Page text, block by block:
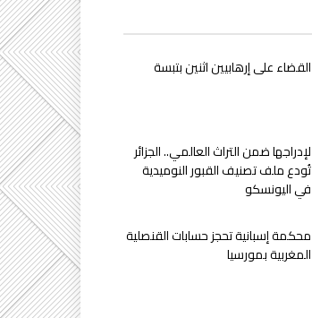
القضاء على إرهابيين اثنين بتبسة
لإدراجها ضمن التراث العالمي.. الجزائر
تُودع ملف تصنيف القبور النوميدية
في اليونسكو
محكمة إسبانية تحجز حسابات القنصلية
المغربية بمورسيا